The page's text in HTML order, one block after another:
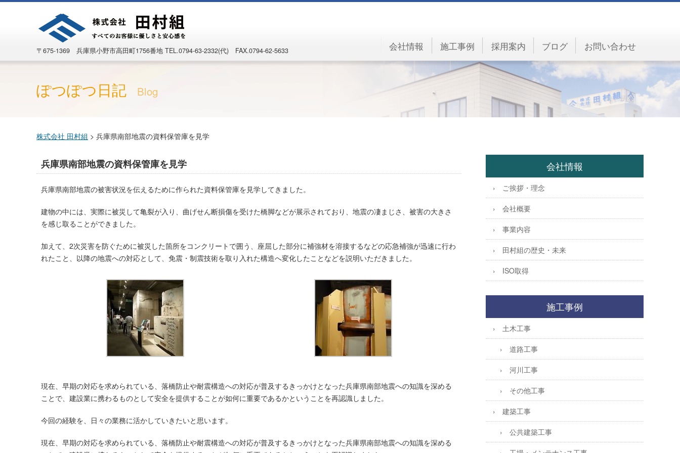
〒675-1369 兵庫県小野市高田町1756番地 TEL.0794-63-2332(代) FAX.0794-62-5633 会社情報 施工事例 採用案内 ブログ お問い合わせ
ぽつぽつ日記 Blog
株式会社 田村組 > 兵庫県南部地震の資料保管庫を見学
兵庫県南部地震の資料保管庫を見学
兵庫県南部地震の被害状況を伝えるために作られた資料保管庫を見学してきました。
建物の中には、実際に被災して亀裂が入り、曲げせん断損傷を受けた橋脚などが展示されており、地震の凄まじさ、被害の大きさ
を感じ取ることができました。
加えて、2次災害を防ぐために被災した箇所をコンクリートで囲う、座屈した部分に補強材を溶接するなどの応急補強が迅速に行わ
れたこと、以降の地震への対応として、免震・制震技術を取り入れた構造へ変化したことなどを説明いただきました。
現在、早期の対応を求められている、落橋防止や耐震構造への対応が普及するきっかけとなった兵庫県南部地震への知識を深める
ことで、建設業に携わるものとして安全を提供することが如何に重要であるかということを再認識しました。
今回の経験を、日々の業務に活かしていきたいと思います。
現在、早期の対応を求められている、落橋防止や耐震構造への対応が普及するきっかけとなった兵庫県南部地震への知識を深める
会社情報
ご挨拶・理念
会社概要
事業内容
田村組の歴史・未来
ISO取得
施工事例
土木工事
道路工事
河川工事
その他工事
建築工事
公共建築工事